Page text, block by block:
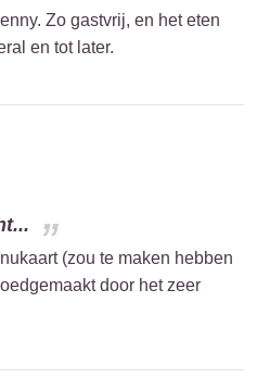
Zo gastvrij, en het eten
en tot later.
(zou te maken hebben
door het zeer